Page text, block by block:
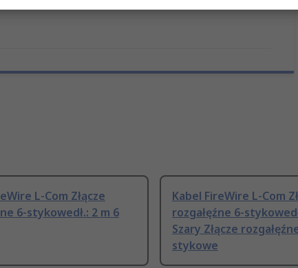
L-Com Złącze
6-stykowedł.: 2 m 6
Kabel FireWire L-Com
rozgałęźne 6-
Szary Złącze
stykowe